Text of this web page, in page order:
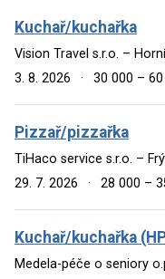
Kuchař/kuchařka
Vision Travel s.r.o. –
3. 8. 2026
· 30 000 –
Pizzař/pizzařka
TiHaco service s.r.o. –
29. 7. 2026
· 28 000 –
Kuchař/kuchařka
Medela-péče o seniory